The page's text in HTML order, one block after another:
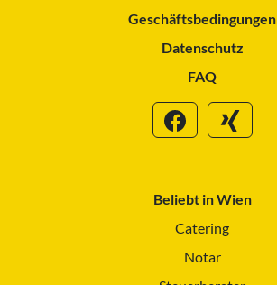
Geschäftsbedingungen
Datenschutz
FAQ
Beliebt in Wien
Catering
Notar